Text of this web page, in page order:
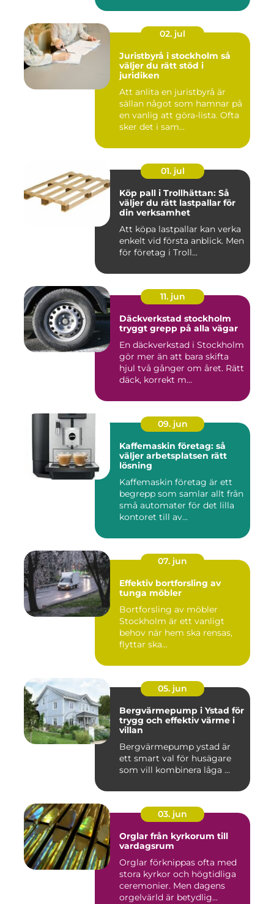
02. jul
Juristbyrå i stockholm så
väljer du rätt stöd i
juridiken
Att anlita en juristbyrå är
sällan något som hamnar på
en vanlig att göra-lista. Ofta
sker det i sam...
01. jul
Köp pall i Trollhättan: Så
väljer du rätt lastpallar för
din verksamhet
Att köpa lastpallar kan verka
enkelt vid första anblick. Men
för företag i Troll...
11. jun
Däckverkstad stockholm
tryggt grepp på alla vägar
En däckverkstad i Stockholm
gör mer än att bara skifta
hjul två gånger om året. Rätt
däck, korrekt m...
09. jun
Kaffemaskin företag: så
väljer arbetsplatsen rätt
lösning
Kaffemaskin företag är ett
begrepp som samlar allt från
små automater för det lilla
kontoret till av...
07. jun
Effektiv bortforsling av
tunga möbler
Bortforsling av möbler
Stockholm är ett vanligt
behov när hem ska rensas,
flyttar ska...
05. jun
Bergvärmepump i Ystad för
trygg och effektiv värme i
villan
Bergvärmepump ystad är
ett smart val för husägare
som vill kombinera låga ...
03. jun
Orglar från kyrkorum till
vardagsrum
Orglar förknippas ofta med
stora kyrkor och högtidliga
ceremonier. Men dagens
orgelvärld är betydlig...